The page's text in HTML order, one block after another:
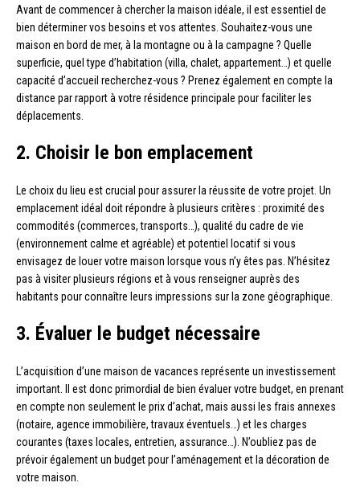
Avant de commencer à chercher la maison idéale, il est essentiel de
bien déterminer vos besoins et vos attentes. Souhaitez-vous une
maison en bord de mer, à la montagne ou à la campagne ? Quelle
superficie, quel type d’habitation (villa, chalet, appartement…) et quelle
capacité d’accueil recherchez-vous ? Prenez également en compte la
distance par rapport à votre résidence principale pour faciliter les
déplacements.
2. Choisir le bon emplacement
Le choix du lieu est crucial pour assurer la réussite de votre projet. Un
emplacement idéal doit répondre à plusieurs critères : proximité des
commodités (commerces, transports…), qualité du cadre de vie
(environnement calme et agréable) et potentiel locatif si vous
envisagez de louer votre maison lorsque vous n’y êtes pas. N’hésitez
pas à visiter plusieurs régions et à vous renseigner auprès des
habitants pour connaître leurs impressions sur la zone géographique.
3. Évaluer le budget nécessaire
L’acquisition d’une maison de vacances représente un investissement
important. Il est donc primordial de bien évaluer votre budget, en prenant
en compte non seulement le prix d’achat, mais aussi les frais annexes
(notaire, agence immobilière, travaux éventuels…) et les charges
courantes (taxes locales, entretien, assurance…). N’oubliez pas de
prévoir également un budget pour l’aménagement et la décoration de
votre maison.